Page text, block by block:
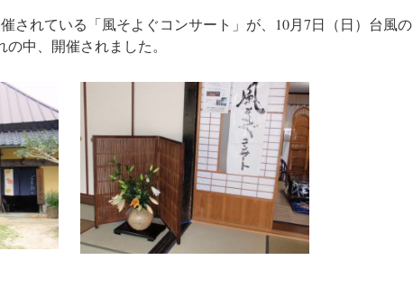
されている「風そよぐコンサート」が、10月7日（日）台風の
中、開催されました。